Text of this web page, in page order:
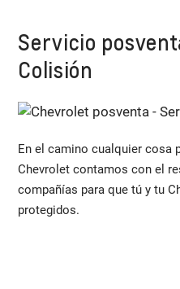
Servicio
Colisión
En el camino cualquier cosa
Chevrolet contamos con el
compañías para que tú y tu
protegidos.